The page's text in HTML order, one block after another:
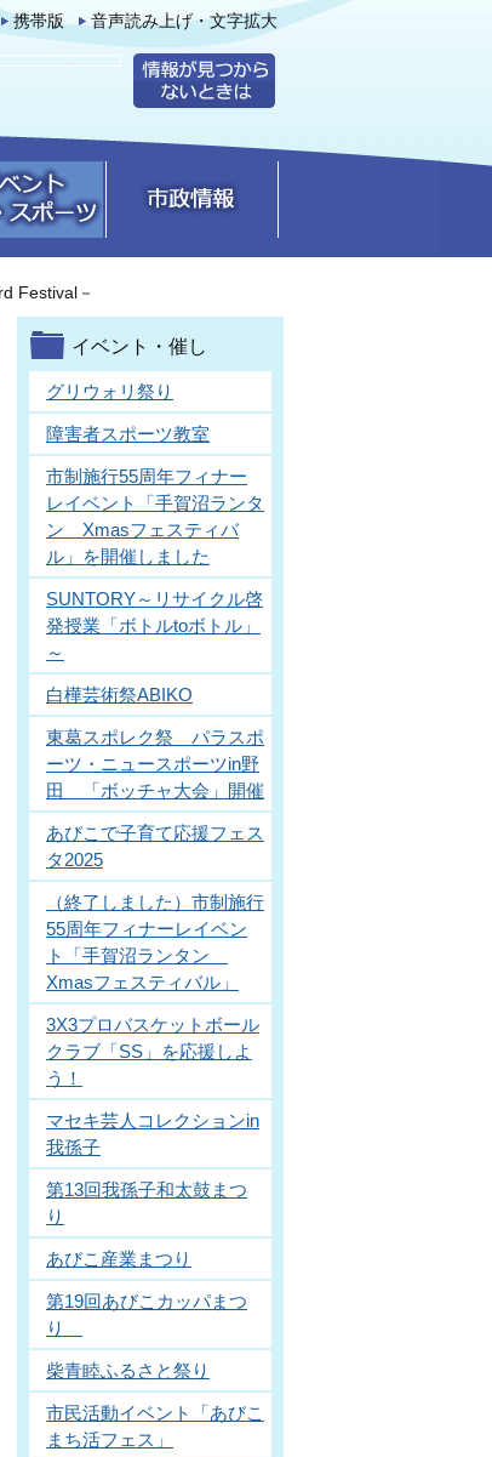
携帯版 音声読み上げ・文字拡大
Festival－
イベント・催し
グリウォリ祭り
障害者スポーツ教室
市制施行55周年フィナー
レイベント「手賀沼ランタ
ン Xmasフェスティバ
ル」を開催しました
SUNTORY～リサイクル啓
発授業「ボトルtoボトル」
～
白樺芸術祭ABIKO
東葛スポレク祭 パラスポ
ーツ・ニュースポーツin野
田 「ボッチャ大会」開催
あびこで子育て応援フェス
タ2025
（終了しました）市制施行
55周年フィナーレイベン
ト「手賀沼ランタン
Xmasフェスティバル」
3X3プロバスケットボール
クラブ「SS」を応援しよ
う！
マセキ芸人コレクションin
我孫子
第13回我孫子和太鼓まつ
り
あびこ産業まつり
第19回あびこカッパまつ
り
柴青睦ふるさと祭り
市民活動イベント「あびこ
まち活フェス」